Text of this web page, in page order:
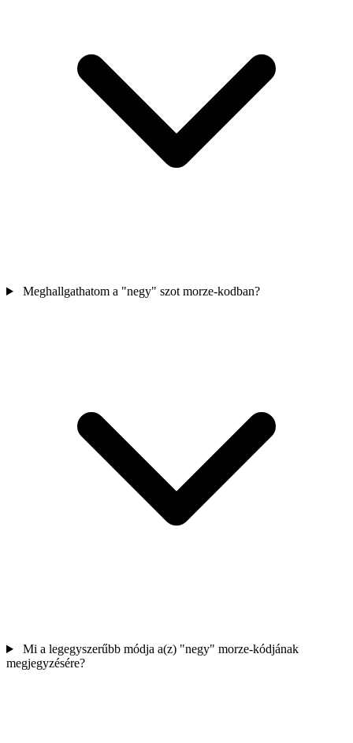
Meghallgathatom a "negy" szot morze-kodban?
Mi a legegyszerűbb módja a(z) "negy" morze-kódjának
megjegyzésére?